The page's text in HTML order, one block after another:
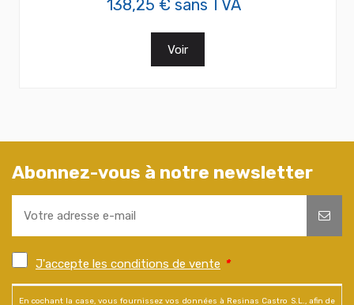
138,25 € sans TVA
Voir
Abonnez-vous à notre newsletter
J'accepte les conditions de vente *
En cochant la case, vous fournissez vos données à Resinas Castro S.L., afin de